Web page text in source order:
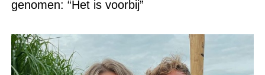
genomen: “Het is voorbij”